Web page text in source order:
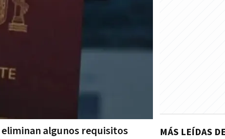
eliminan algunos requisitos
MÁS LEÍDAS